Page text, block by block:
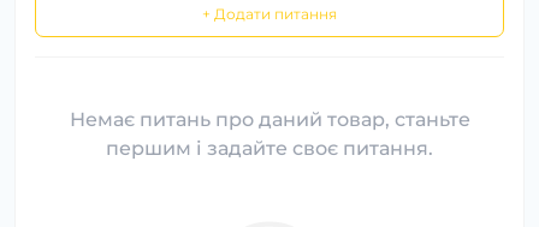
+ Додати питання
Немає питань про даний товар, станьте
першим і задайте своє питання.